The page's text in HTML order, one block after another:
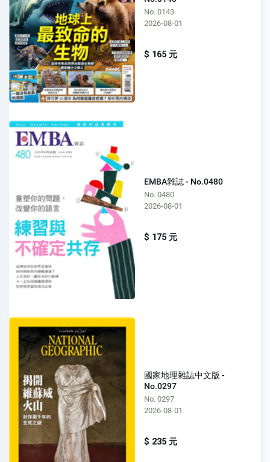
No. 0143
2026-08-01
$ 165 元
EMBA雜誌 - No.0480
No. 0480
2026-08-01
$ 175 元
國家地理雜誌中文版 -
No.0297
No. 0297
2026-08-01
$ 235 元